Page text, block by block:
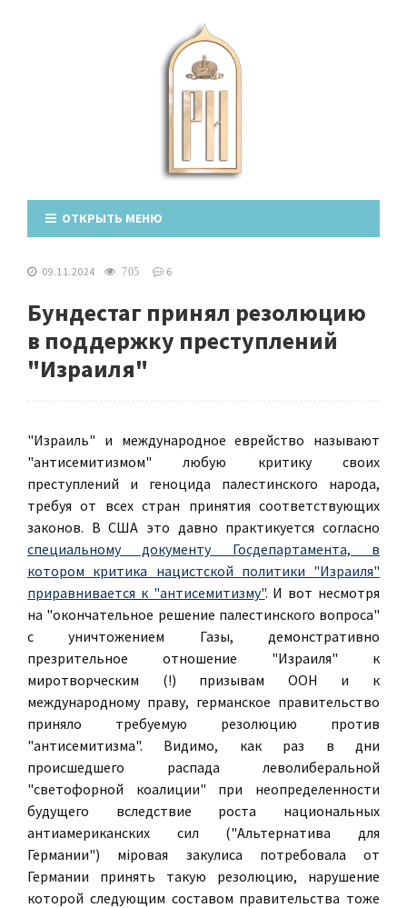
ОТКРЫТЬ МЕНЮ
09.11.2024 705 6
Бундестаг принял резолюцию
в поддержку преступлений
"Израиля"
"Израиль" и международное еврейство называют
"антисемитизмом" любую критику своих
преступлений и геноцида палестинского народа,
требуя от всех стран принятия соответствующих
законов. В США это давно практикуется согласно
специальному документу Госдепартамента, в
котором критика нацистской политики "Израиля"
приравнивается к "антисемитизму". И вот несмотря
на "окончательное решение палестинского вопроса"
с уничтожением Газы, демонстративно
презрительное отношение "Израиля" к
миротворческим (!) призывам ООН и к
международному праву, германское правительство
приняло требуемую резолюцию против
"антисемитизма". Видимо, как раз в дни
происшедшего распада леволиберальной
"светофорной коалиции" при неопределенности
будущего вследствие роста национальных
антиамериканских сил ("Альтернатива для
Германии") мiровая закулиса потребовала от
Германии принять такую резолюцию, нарушение
которой следующим составом правительства тоже